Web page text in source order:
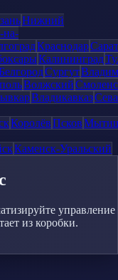
Нижний
на-
Краснодар
Калининград
Сургут
Волжский
Владикавказ
КоролёвПсков
Каменск-Уральский
управление
из коробки.